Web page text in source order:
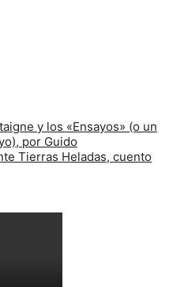
y los «Ensayos» (o un
por Guido
Tierras Heladas, cuento